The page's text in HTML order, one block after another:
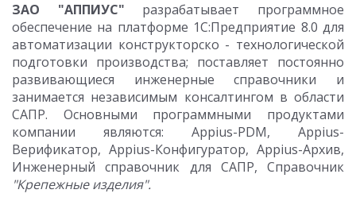
ЗАО "AППИУС" разрабатывает программное
обеспечение на платформе 1С:Предприятие 8.0 для
автоматизации конструкторско - технологической
подготовки производства; поставляет постоянно
развивающиеся инженерные справочники и
занимается независимым консалтингом в области
САПР. Основными программными продуктами
компании являются: Appius-PDM, Appius-
Верификатор, Appius-Конфигуратор, Appius-Архив,
Инженерный справочник для САПР, Справочник
"Крепежные изделия".